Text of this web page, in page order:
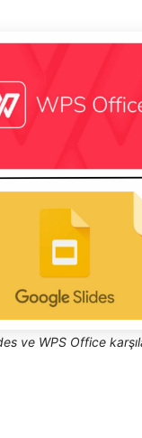
ve WPS Office